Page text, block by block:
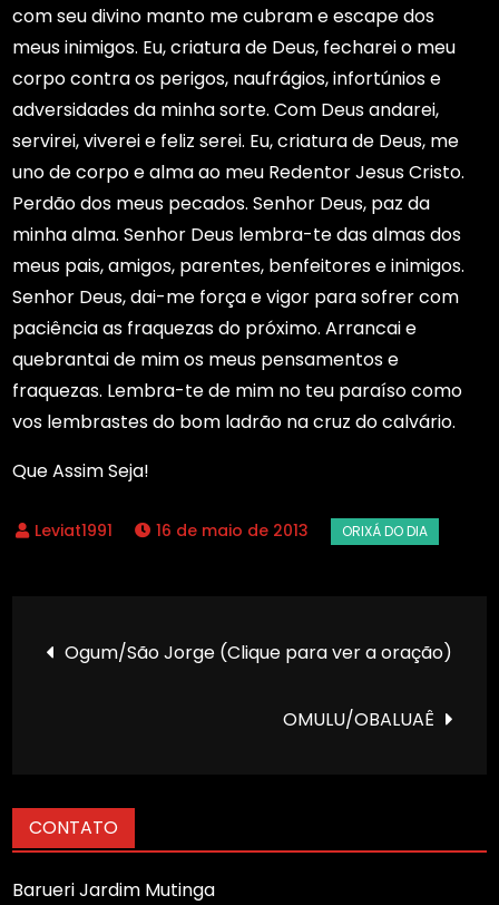
com seu divino manto me cubram e escape dos
meus inimigos. Eu, criatura de Deus, fecharei o meu
corpo contra os perigos, naufrágios, infortúnios e
adversidades da minha sorte. Com Deus andarei,
servirei, viverei e feliz serei. Eu, criatura de Deus, me
uno de corpo e alma ao meu Redentor Jesus Cristo.
Perdão dos meus pecados. Senhor Deus, paz da
minha alma. Senhor Deus lembra-te das almas dos
meus pais, amigos, parentes, benfeitores e inimigos.
Senhor Deus, dai-me força e vigor para sofrer com
paciência as fraquezas do próximo. Arrancai e
quebrantai de mim os meus pensamentos e
fraquezas. Lembra-te de mim no teu paraíso como
vos lembrastes do bom ladrão na cruz do calvário.
Que Assim Seja!
16 de maio de 2013
Navegação
Ogum/São Jorge (Clique para ver a oração)
OMULU/OBALUAÊ
CONTATO
Barueri Jardim Mutinga